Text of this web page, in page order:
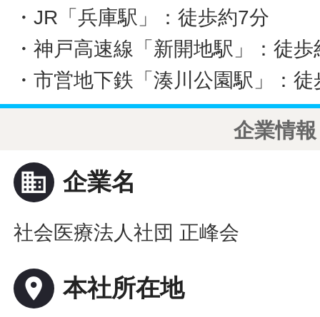
・JR「兵庫駅」：徒歩約7分
・神戸高速線「新開地駅」：徒
・市営地下鉄「湊川公園駅」：
企業情報
business 企業名
社会医療法人社団 正峰会
place 本社所在地